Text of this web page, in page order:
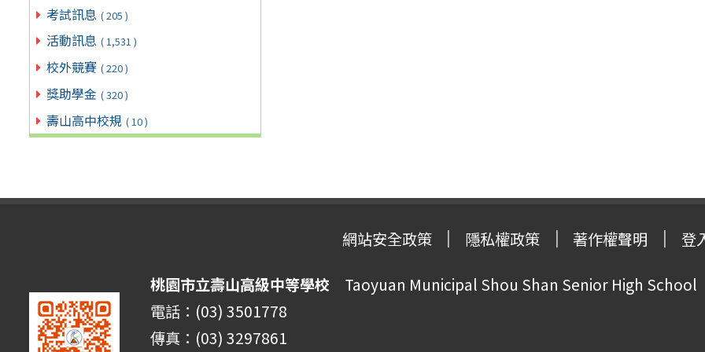
考試訊息 ( 205 )
活動訊息 ( 1,531 )
校外競賽 ( 220 )
獎助學金 ( 320 )
壽山高中校規 ( 10 )
網站安全政策 隱私權政策 著作權聲明 登
桃園市立壽山高級中等學校 Taoyuan Municipal Shou Shan Senior High School
電話：(03) 3501778
傳真：(03) 3297861